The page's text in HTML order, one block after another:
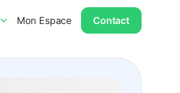
Mon Espace Contact